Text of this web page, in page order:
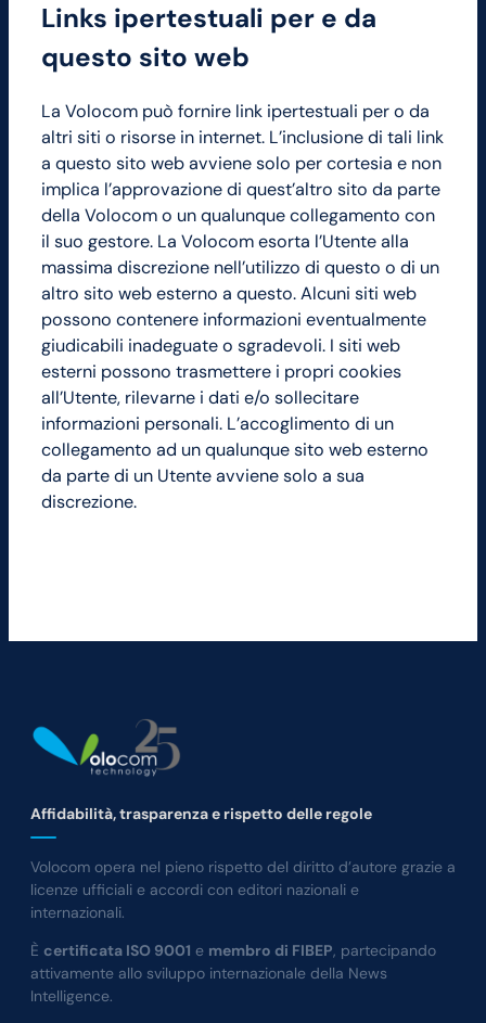
Links ipertestuali per e da
questo sito web
La Volocom può fornire link ipertestuali per o da
altri siti o risorse in internet. L’inclusione di tali link
a questo sito web avviene solo per cortesia e non
implica l’approvazione di quest’altro sito da parte
della Volocom o un qualunque collegamento con
il suo gestore. La Volocom esorta l’Utente alla
massima discrezione nell’utilizzo di questo o di un
altro sito web esterno a questo. Alcuni siti web
possono contenere informazioni eventualmente
giudicabili inadeguate o sgradevoli. I siti web
esterni possono trasmettere i propri cookies
all’Utente, rilevarne i dati e/o sollecitare
informazioni personali. L’accoglimento di un
collegamento ad un qualunque sito web esterno
da parte di un Utente avviene solo a sua
discrezione.
Affidabilità, trasparenza e rispetto delle regole
Volocom opera nel pieno rispetto del diritto d’autore grazie a
licenze ufficiali e accordi con editori nazionali e
internazionali.
È certificata ISO 9001 e membro di FIBEP, partecipando
attivamente allo sviluppo internazionale della News
Intelligence.